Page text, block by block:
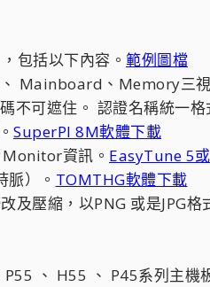
包括以下內容。 範例圖檔
Mainboard、Memory三視
不可遮住。 認證名稱統一格
SuperPI 8M軟體下載
資訊。 EasyTune 5
）。 TOMTHG軟體下載
及壓縮，以PNG 或是JPG格
、 H55 、 P45系列主